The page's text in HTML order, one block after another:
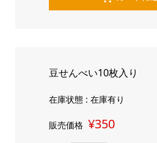
豆せんべい10枚入り
在庫状態 : 在庫有り
販売価格 ¥350